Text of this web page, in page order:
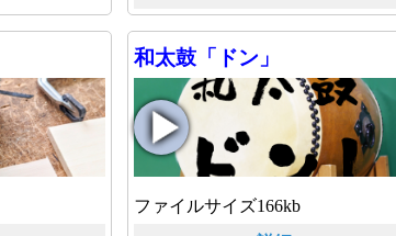
和太鼓「ドン」
ファイルサイズ166kb